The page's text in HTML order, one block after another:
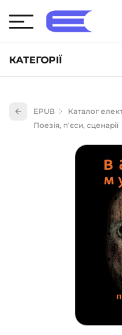
КАТЕГОРІЇ
Книги для дітей (835)
Науково-популярна
Навчальна література
Енциклопедії,
Подарункові
EPUB
Каталог
Поезія, п‘єси, сценарії